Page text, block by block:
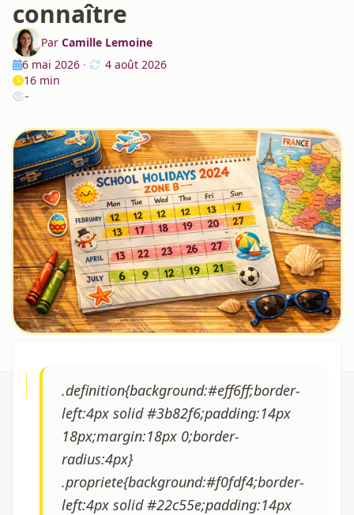
connaître
Par Camille Lemoine
6 mai 2026 ·
4 août 2026
16 min
-
.definition{background:#eff6ff;border-
left:4px solid #3b82f6;padding:14px
18px;margin:18px 0;border-
radius:4px}
.propriete{background:#f0fdf4;border-
left:4px solid #22c55e;padding:14px